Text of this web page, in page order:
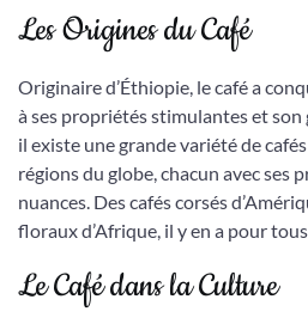
Les Origines du Café
Originaire d’Éthiopie, le café a
à ses propriétés stimulantes et
il existe une grande variété de
régions du globe, chacun avec ses
nuances. Des cafés corsés
floraux d’Afrique, il y en a pour
Le Café dans la Culture